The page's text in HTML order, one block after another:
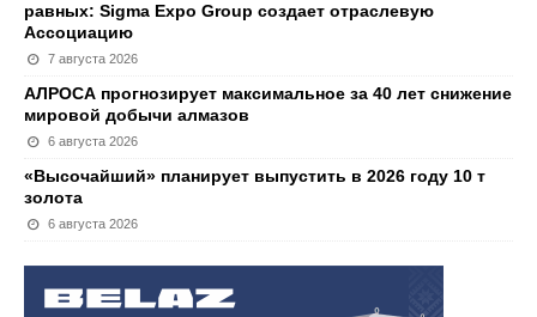
равных: Sigma Expo Group создает отраслевую
Ассоциацию
7 августа 2026
АЛРОСА прогнозирует максимальное за 40 лет снижение
мировой добычи алмазов
6 августа 2026
«Высочайший» планирует выпустить в 2026 году 10 т
золота
6 августа 2026